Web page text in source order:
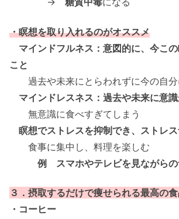
・瞑想を取り入れるのがオススメ
マインドフルネス：意図的に、今こ
こと
過去や未来にとらわれずに今の自分
マインドレスネス：過去や未来に意
無意識に食べすぎてしまう
瞑想でストレスを抑制でき、ストレ
食事に集中し、料理を楽しむ
例 スマホやテレビを見ながら
３．摂取するだけで痩せられる最高の
・コーヒー